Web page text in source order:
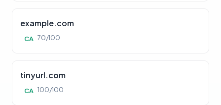
example.com
CA 70/100
tinyurl.com
CA 100/100